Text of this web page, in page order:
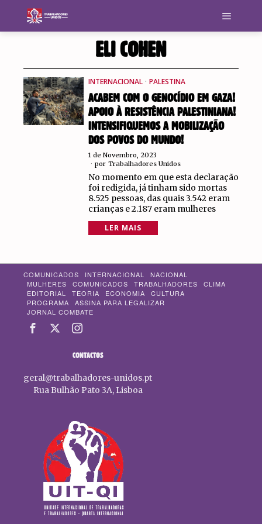
ELI COHEN
INTERNACIONAL · PALESTINA
ACABEM COM O GENOCÍDIO EM GAZA!
APOIO À RESISTÊNCIA PALESTINIANA!
INTENSIFIQUEMOS A MOBILIZAÇÃO
DOS POVOS DO MUNDO!
1 de Novembro, 2023
por Trabalhadores Unidos
No momento em que esta declaração
foi redigida, já tinham sido mortas
8.525 pessoas, das quais 3.542 eram
crianças e 2.187 eram mulheres
LER MAIS
COMUNICADOS INTERNACIONAL
NACIONAL
MULHERES
COMUNICADOS TRABALHADORES
CLIMA
EDITORIAL
TEORIA ECONOMIA
CULTURA
PROGRAMA
ASSINA PARA LEGALIZAR
JORNAL COMBATE
CONTACTOS
geral@trabalhadores-unidos.pt
Rua Bulhão Pato 3A, Lisboa